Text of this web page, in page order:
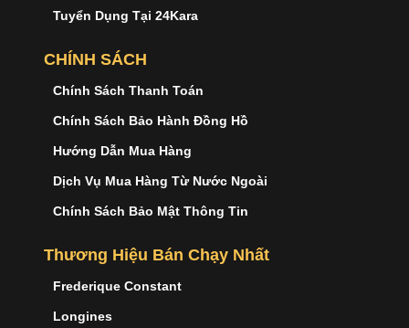
Tuyển Dụng Tại 24Kara
CHÍNH SÁCH
Chính Sách Thanh Toán
Chính Sách Bảo Hành Đồng Hồ
Hướng Dẫn Mua Hàng
Dịch Vụ Mua Hàng Từ Nước Ngoài
Chính Sách Bảo Mật Thông Tin
Thương Hiệu Bán Chạy Nhất
Frederique Constant
Longines